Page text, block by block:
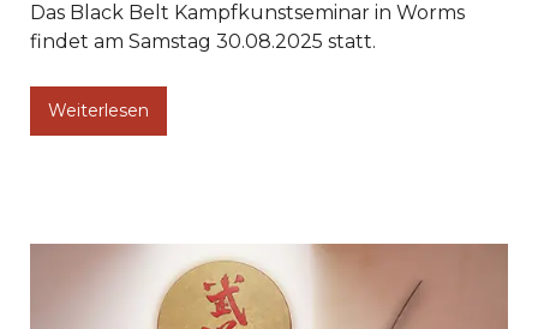
Das Black Belt Kampfkunstseminar in Worms
findet am Samstag 30.08.2025 statt.
Weiterlesen